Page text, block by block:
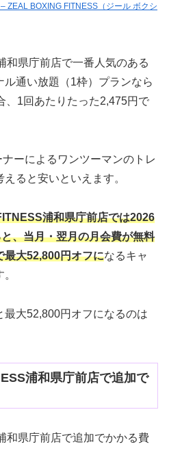
ZEAL BOXING FITNESS（ジール ボクシ
和県庁前店で一番人気のある
通い放題（1枠）プランなら
、1回あたりたった2,475円で
ーによるワンツーマンのトレ
ると安いといえます。
浦和県庁前店では2026
、当月・翌月の月会費が無料
最大52,800円オフになるキャ
最大52,800円オフになるのは
浦和県庁前店で追加で
和県庁前店で追加でかかる費